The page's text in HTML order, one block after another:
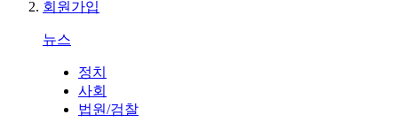
회원가입
뉴스
정치
사회
법원/검찰